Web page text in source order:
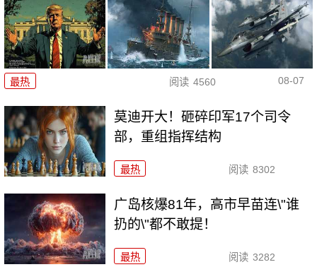
最热 阅读 4560 08-07
莫迪开大！砸碎印军17个司令
部，重组指挥结构
最热 阅读 8302
广岛核爆81年，高市早苗连\"谁
扔的\"都不敢提！
最热 阅读 3282